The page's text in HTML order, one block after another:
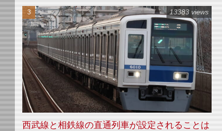
西武線と相鉄線の直通列車が設定されることは
13383 views